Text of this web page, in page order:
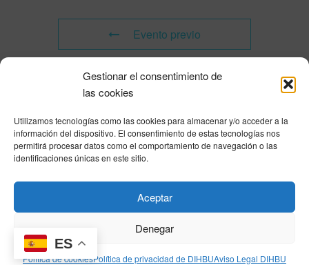
Gestionar el consentimiento de
las cookies
Utilizamos tecnologías como las cookies para almacenar y/o acceder a la
información del dispositivo. El consentimiento de estas tecnologías nos
permitirá procesar datos como el comportamiento de navegación o las
identificaciones únicas en este sitio.
Aceptar
Denegar
Política de cookiesPolítica de privacidad de DIHBUAviso Legal DIHBU
Evento previo
Evento siguiente
Powered byModern Events Calendar
Política de privacidad| Aviso Legal|Política de cookies|DNSH|Trabaja con
nosotros
HOME
ES